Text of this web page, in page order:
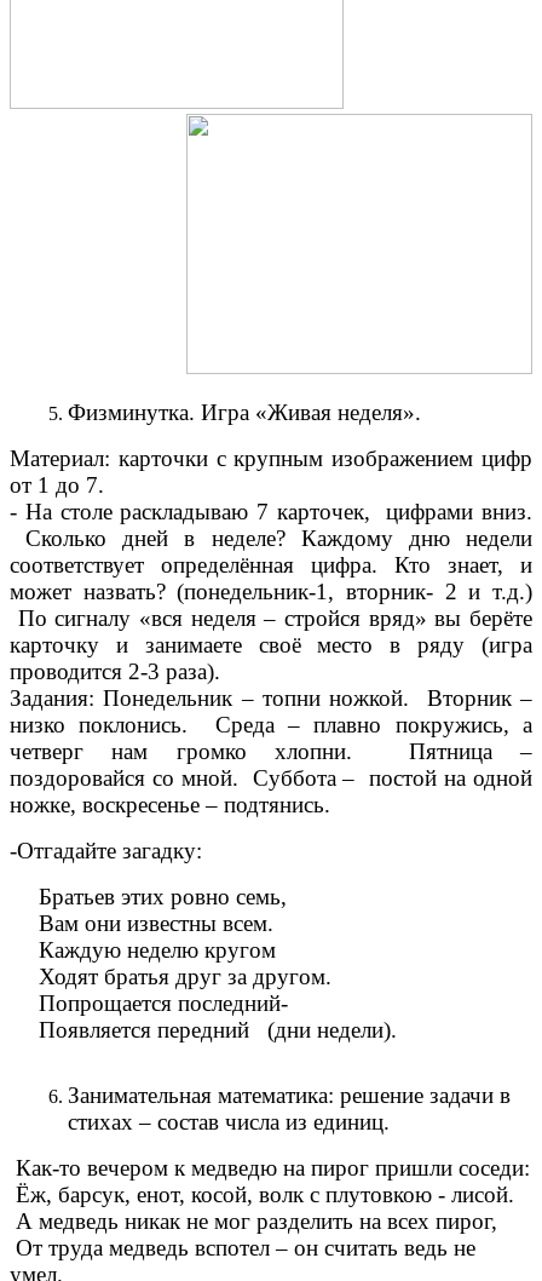
Физминутка. Игра «Живая неделя».
Материал: карточки с крупным изображением цифр
от 1 до 7.
- На столе раскладываю 7 карточек, цифрами вниз.
Сколько дней в неделе? Каждому дню недели
соответствует определённая цифра. Кто знает, и
может назвать? (понедельник-1, вторник- 2 и т.д.)
По сигналу «вся неделя – стройся вряд» вы берёте
карточку и занимаете своё место в ряду (игра
проводится 2-3 раза).
Задания: Понедельник – топни ножкой. Вторник –
низко поклонись. Среда – плавно покружись, а
четверг нам громко хлопни. Пятница –
поздоровайся со мной. Суббота – постой на одной
ножке, воскресенье – подтянись.
-Отгадайте загадку:
Братьев этих ровно семь,
Вам они известны всем.
Каждую неделю кругом
Ходят братья друг за другом.
Попрощается последний-
Появляется передний (дни недели).
Занимательная математика: решение задачи в
стихах – состав числа из единиц.
Как-то вечером к медведю на пирог пришли соседи:
Ёж, барсук, енот, косой, волк с плутовкою - лисой.
А медведь никак не мог разделить на всех пирог,
От труда медведь вспотел – он считать ведь не
умел.